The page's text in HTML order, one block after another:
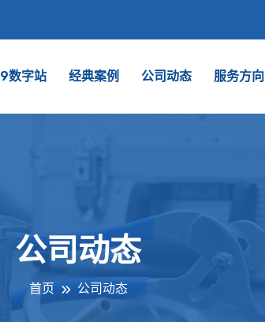
数字站 经典案例 公司动态 服务方向
公司动态
首页 公司动态